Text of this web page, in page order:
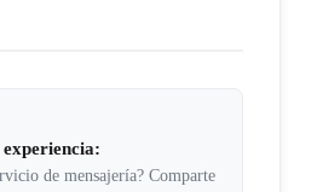
de mensajería? Comparte